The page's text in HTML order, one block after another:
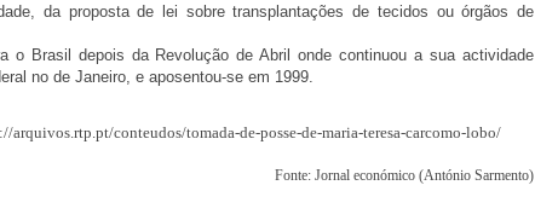
da proposta de lei sobre transplantações de tecidos ou órgãos de
o Brasil depois da Revolução de Abril onde continuou a sua actividade
no de Janeiro, e aposentou-se em 1999.
arquivos.rtp.pt/conteudos/tomada-de-posse-de-maria-teresa-carcomo-lobo/
Fonte: Jornal económico (António Sarmento)